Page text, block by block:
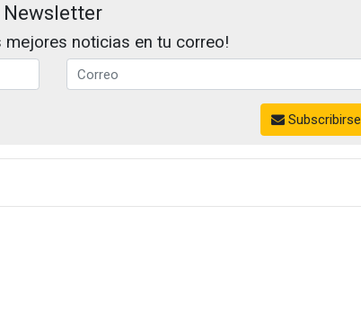
Newsletter
mejores noticias en tu correo!
Subscribirse